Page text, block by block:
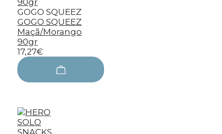
GOGO SQUEEZ
GOGO SQUEEZ
Maçã/Morango
90gr
17,27€